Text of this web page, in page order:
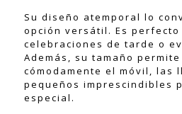
Su diseño atemporal lo
opción versátil. Es perfecto
celebraciones de tarde o
Además, su tamaño
cómodamente el móvil, las
pequeños imprescindibles
especial.